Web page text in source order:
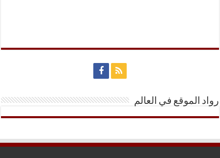
رواد الموقع في العالم